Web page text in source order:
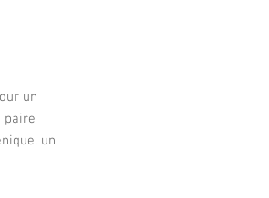
un
paire
un